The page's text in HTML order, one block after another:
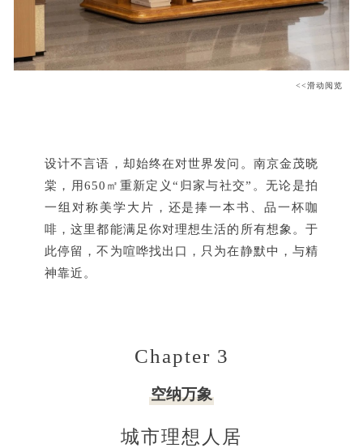
<<滑动阅览
设计不言语，却始终在对世界发问。南京金茂晓
棠，用650㎡重新定义“归家与社交”。无论是拍
一组对称美学大片，还是捧一本书、品一杯咖
啡，这里都能满足你对理想生活的所有想象。于
此停留，不为喧哗找出口，只为在静默中，与精
神靠近。
Chapter 3
空纳万象
城市理想人居